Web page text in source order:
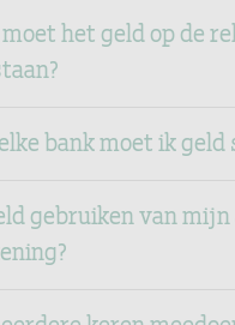
het geld op de
bank moet ik geld
gebruiken van